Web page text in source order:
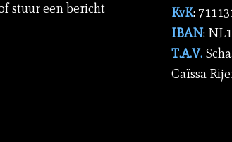
stuur een bericht
KvK:
IBAN:
T.A.V.
Caïssa